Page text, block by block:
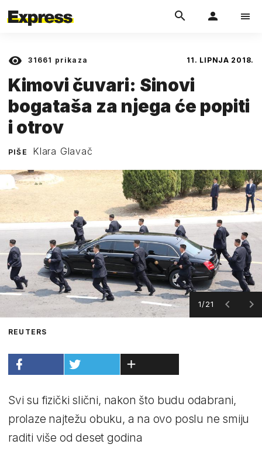
31661 prikaza 11. LIPNJA 2018.
Kimovi čuvari: Sinovi
bogataša za njega će popiti
i otrov
PIŠE Klara Glavač
1/21
REUTERS
Svi su fizički slični, nakon što budu odabrani,
prolaze najtežu obuku, a na ovo poslu ne smiju
raditi više od deset godina